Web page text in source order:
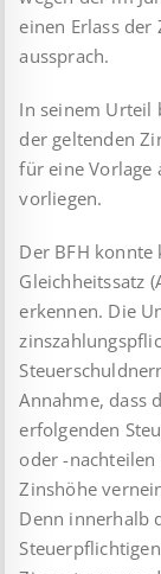
einen Erlass
aussprach.
In seinem Urteil
der geltenden
für eine Vorlage
vorliegen.
Der BFH konnte
Gleichheitssatz
erkennen. Die
Annahme, dass
erfolgenden
oder -
Zinshöhe
Denn innerhalb